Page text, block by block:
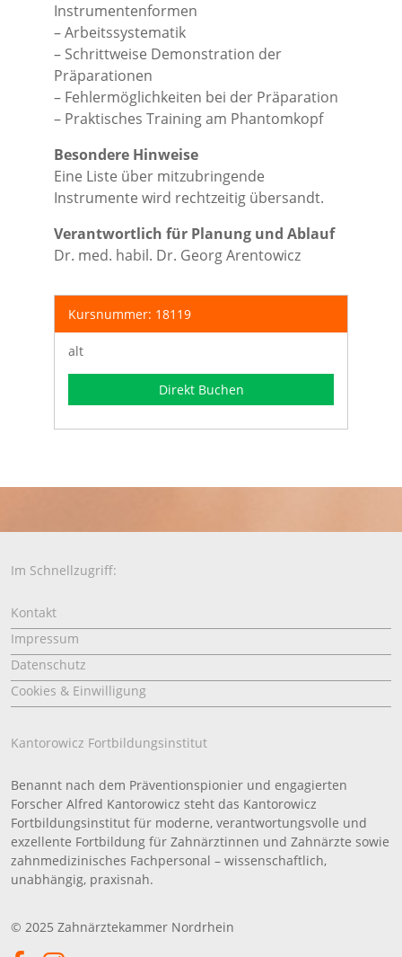
Instrumentenformen
– Arbeitssystematik
– Schrittweise Demonstration der
Präparationen
– Fehlermöglichkeiten bei der Präparation
– Praktisches Training am Phantomkopf
Besondere Hinweise
Eine Liste über mitzubringende
Instrumente wird rechtzeitig übersandt.
Verantwortlich für Planung und Ablauf
Dr. med. habil. Dr. Georg Arentowicz
Kursnummer: 18119
alt
Direkt Buchen
Im Schnellzugriff:
Kontakt
Impressum
Datenschutz
Cookies & Einwilligung
Kantorowicz Fortbildungsinstitut
Benannt nach dem Präventionspionier und engagierten
Forscher Alfred Kantorowicz steht das Kantorowicz
Fortbildungsinstitut für moderne, verantwortungsvolle und
exzellente Fortbildung für Zahnärztinnen und Zahnärzte sowie
zahnmedizinisches Fachpersonal – wissenschaftlich,
unabhängig, praxisnah.
© 2025 Zahnärztekammer Nordrhein